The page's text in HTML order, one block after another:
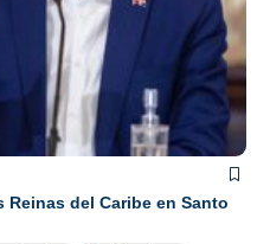
del Caribe en Santo